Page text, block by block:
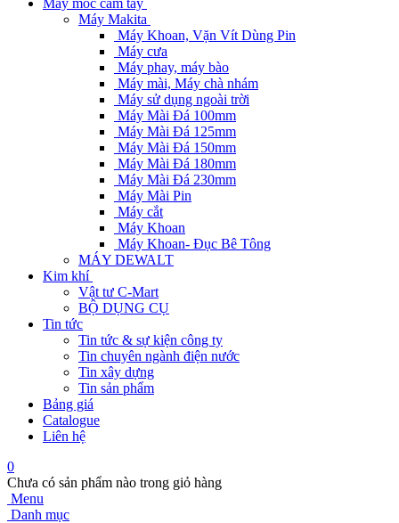
Máy móc cầm tay
Máy Makita
Máy Khoan, Vặn Vít Dùng Pin
Máy cưa
Máy phay, máy bào
Máy mài, Máy chà nhám
Máy sử dụng ngoài trời
Máy Mài Đá 100mm
Máy Mài Đá 125mm
Máy Mài Đá 150mm
Máy Mài Đá 180mm
Máy Mài Đá 230mm
Máy Mài Pin
Máy cắt
Máy Khoan
Máy Khoan- Đục Bê Tông
MÁY DEWALT
Kim khí
Vật tư C-Mart
BỘ DỤNG CỤ
Tin tức
Tin tức & sự kiện công ty
Tin chuyên ngành điện nước
Tin xây dựng
Tin sản phẩm
Bảng giá
Catalogue
Liên hệ
0
Chưa có sản phẩm nào trong giỏ hàng
Menu
Danh mục